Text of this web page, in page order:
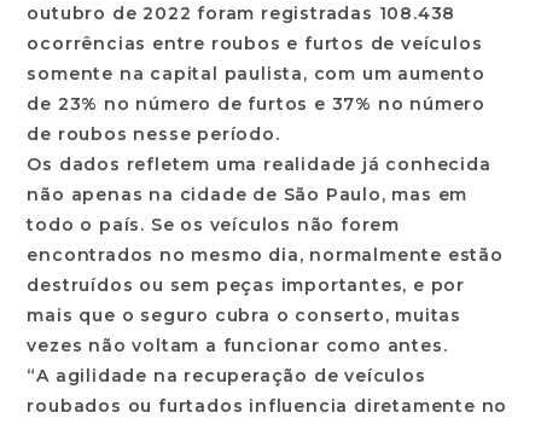
outubro de 2022 foram registradas 108.438
ocorrências entre roubos e furtos de veículos
somente na capital paulista, com um aumento
de 23% no número de furtos e 37% no número
de roubos nesse período.
Os dados refletem uma realidade já conhecida
não apenas na cidade de São Paulo, mas em
todo o país. Se os veículos não forem
encontrados no mesmo dia, normalmente estão
destruídos ou sem peças importantes, e por
mais que o seguro cubra o conserto, muitas
vezes não voltam a funcionar como antes.
“A agilidade na recuperação de veículos
roubados ou furtados influencia diretamente no